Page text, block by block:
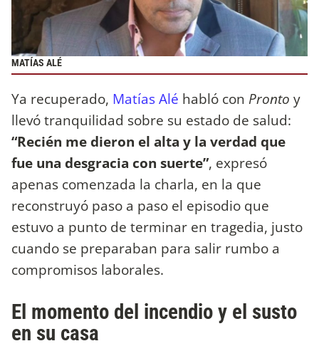
MATÍAS ALÉ
Ya recuperado, Matías Alé habló con Pronto y
llevó tranquilidad sobre su estado de salud:
“Recién me dieron el alta y la verdad que
fue una desgracia con suerte”, expresó
apenas comenzada la charla, en la que
reconstruyó paso a paso el episodio que
estuvo a punto de terminar en tragedia, justo
cuando se preparaban para salir rumbo a
compromisos laborales.
El momento del incendio y el susto
en su casa